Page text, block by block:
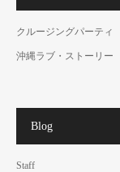
クルージングパーティ
沖縄ラブ・ストーリー
Blog
Staff